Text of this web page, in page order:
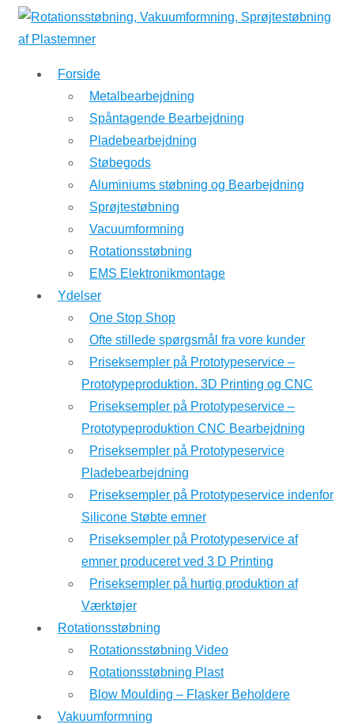
↓
Hop
hovedindhold
Forside
Metalbearbejdning
Spåntagende Bearbejdning
Pladebearbejdning
Støbegods
Aluminiums støbning og Bearbejdning
Sprøjtestøbning
Vacuumformning
Rotationsstøbning
EMS Elektronikmontage
Ydelser
One Stop Shop
Ofte stillede spørgsmål fra vore kunder
Priseksempler på Prototypeservice –
Prototypeproduktion. 3D Printing og CNC
Priseksempler på Prototypeservice –
Prototypeproduktion CNC Bearbejdning
Priseksempler på Prototypeservice
Pladebearbejdning
Priseksempler på Prototypeservice indenfor
Silicone Støbte emner
Priseksempler på Prototypeservice af
emner produceret ved 3 D Printing
Priseksempler på hurtig produktion af
Værktøjer
Rotationsstøbning
Rotationsstøbning Video
Rotationsstøbning Plast
Blow Moulding – Flasker Beholdere
Vakuumformning